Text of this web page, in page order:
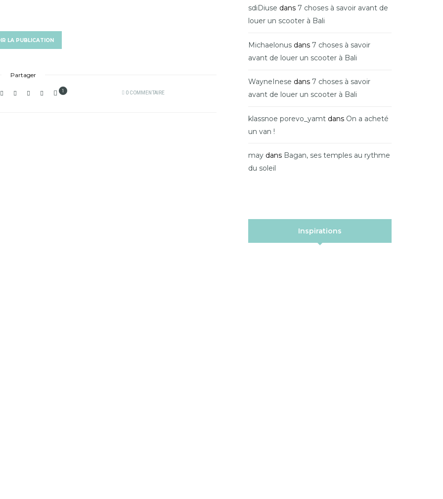
LA PUBLICATION
Partager
1 0 COMMENTAIRE
sdiDiuse dans 7 choses à savoir avant de
louer un scooter à Bali
Michaelonus dans 7 choses à savoir
avant de louer un scooter à Bali
WayneInese dans 7 choses à savoir
avant de louer un scooter à Bali
klassnoe porevo_yamt dans On a acheté
un van !
may dans Bagan, ses temples au rythme
du soleil
Inspirations